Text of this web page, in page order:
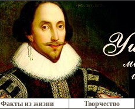
Факты из жизни Творчество